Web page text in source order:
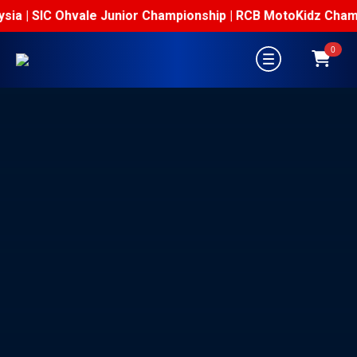
Ohvale Junior Championship | RCB MotoKidz
0